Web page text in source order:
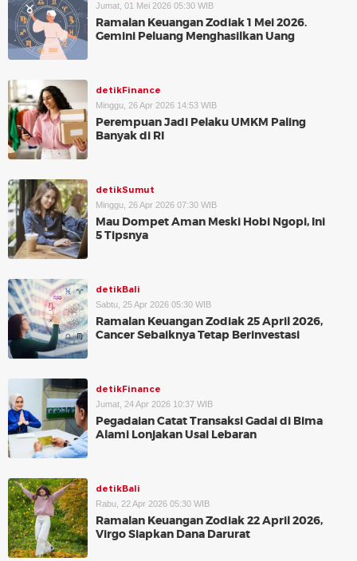
Jumat, 01 Mei 2026 05:30 WIB
Ramalan Keuangan Zodiak 1 Mei 2026.
Gemini Peluang Menghasilkan Uang
detikFinance
Minggu, 26 Apr 2026 14:53 WIB
Perempuan Jadi Pelaku UMKM Paling
Banyak di RI
detikSumut
Minggu, 26 Apr 2026 07:30 WIB
Mau Dompet Aman Meski Hobi Ngopi, Ini
5 Tipsnya
detikBali
Sabtu, 25 Apr 2026 05:30 WIB
Ramalan Keuangan Zodiak 25 April 2026,
Cancer Sebaiknya Tetap Berinvestasi
detikFinance
Jumat, 24 Apr 2026 10:37 WIB
Pegadaian Catat Transaksi Gadai di Bima
Alami Lonjakan Usai Lebaran
detikBali
Rabu, 22 Apr 2026 05:30 WIB
Ramalan Keuangan Zodiak 22 April 2026,
Virgo Siapkan Dana Darurat